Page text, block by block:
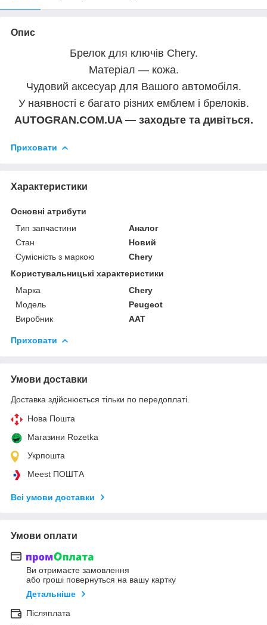
Опис
Брелок для ключів Chery.
Матеріал — кожа.
Чудовий аксесуар для Вашого автомобіля.
У наявності є багато різних емблем і брелоків.
AUTOGRAN.COM.UA — заходьте та дивіться.
Приховати
Характеристики
Основні атрибути
Тип запчастини
Аналог
Стан
Новий
Сумісність з маркою
Chery
Користувальницькі характеристики
Марка
Chery
Модель
Peugeot
Виробник
AAT
Приховати
Умови доставки
Доставка здійснюється тільки по передоплаті.
Нова Пошта
Магазини Rozetka
Укрпошта
Meest ПОШТА
Всі умови доставки
Умови оплати
Ви отримаєте замовлення
або гроші повернуться на вашу картку
Детальніше
Післяплата